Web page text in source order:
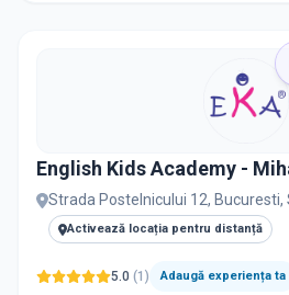
English Kids Academy -
Strada Postelnicului 12, Bucuresti,
Activează locația pentru distanță
5.0 (1 ) Adaugă experiența ta